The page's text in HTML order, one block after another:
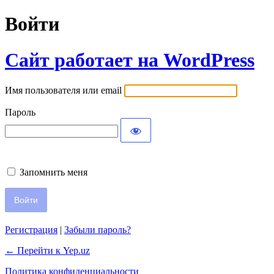
Войти
Сайт работает на WordPress
Имя пользователя или email
Пароль
Запомнить меня
Регистрация | Забыли пароль?
← Перейти к Yep.uz
Политика конфиденциальности